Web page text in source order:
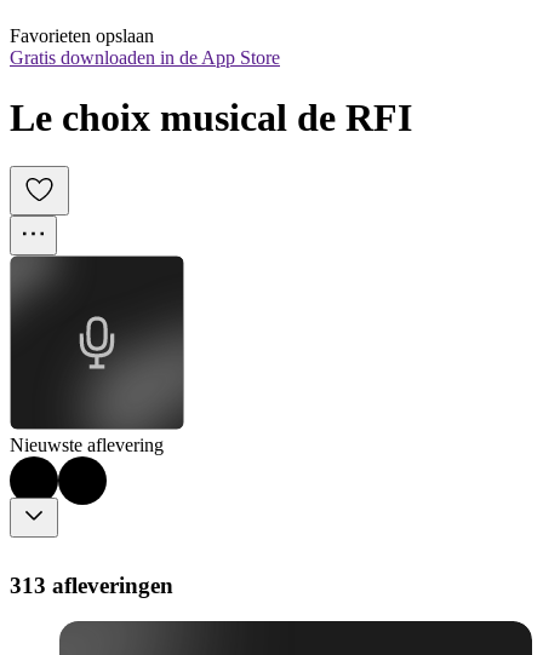
Favorieten opslaan
Gratis downloaden in de App Store
Le choix musical de RFI
Nieuwste aflevering
313 afleveringen